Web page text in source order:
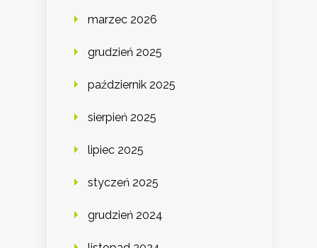
marzec 2026
grudzień 2025
październik 2025
sierpień 2025
lipiec 2025
styczeń 2025
grudzień 2024